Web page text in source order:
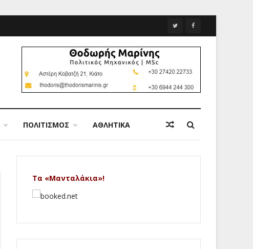
ΠΟΛΙΤΙΣΜΟΣ ΑΘΛΗΤΙΚΑ
Τα «Μανταλάκια»!